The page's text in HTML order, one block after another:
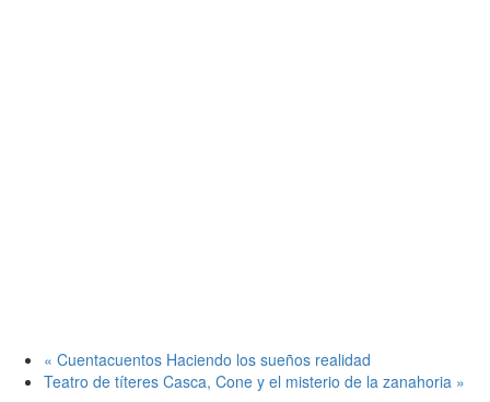
« Cuentacuentos Haciendo los sueños realidad
Teatro de títeres Casca, Cone y el misterio de la zanahoria »